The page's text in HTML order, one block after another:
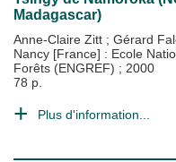
Madagascar)
Anne-Claire Zitt ; Gérard
Nancy [France] : Ecole
Forêts (ENGREF) ; 2000
78 p.
Plus d'information...